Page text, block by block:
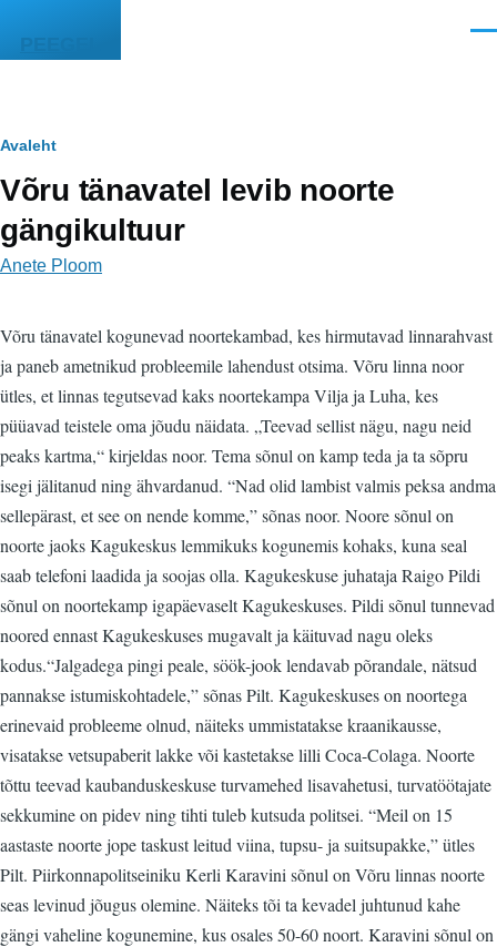
PEEGEL
Leivapuru
Avaleht
Võru tänavatel levib noorte
gängikultuur
Anete Ploom
Võru tänavatel kogunevad noortekambad, kes hirmutavad linnarahvast
ja paneb ametnikud probleemile lahendust otsima. Võru linna noor
ütles, et linnas tegutsevad kaks noortekampa Vilja ja Luha, kes
püüavad teistele oma jõudu näidata. „Teevad sellist nägu, nagu neid
peaks kartma,“ kirjeldas noor. Tema sõnul on kamp teda ja ta sõpru
isegi jälitanud ning ähvardanud. “Nad olid lambist valmis peksa andma
sellepärast, et see on nende komme,” sõnas noor. Noore sõnul on
noorte jaoks Kagukeskus lemmikuks kogunemis kohaks, kuna seal
saab telefoni laadida ja soojas olla. Kagukeskuse juhataja Raigo Pildi
sõnul on noortekamp igapäevaselt Kagukeskuses. Pildi sõnul tunnevad
noored ennast Kagukeskuses mugavalt ja käituvad nagu oleks
kodus.“Jalgadega pingi peale, söök-jook lendavab põrandale, nätsud
pannakse istumiskohtadele,” sõnas Pilt. Kagukeskuses on noortega
erinevaid probleeme olnud, näiteks ummistatakse kraanikausse,
visatakse vetsupaberit lakke või kastetakse lilli Coca-Colaga. Noorte
tõttu teevad kaubanduskeskuse turvamehed lisavahetusi, turvatöötajate
sekkumine on pidev ning tihti tuleb kutsuda politsei. “Meil on 15
aastaste noorte jope taskust leitud viina, tupsu- ja suitsupakke,” ütles
Pilt. Piirkonnapolitseiniku Kerli Karavini sõnul on Võru linnas noorte
seas levinud jõugus olemine. Näiteks tõi ta kevadel juhtunud kahe
gängi vaheline kogunemine, kus osales 50-60 noort. Karavini sõnul on